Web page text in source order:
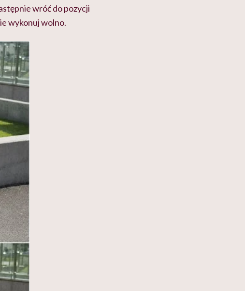
wróć do pozycji
wykonuj wolno.